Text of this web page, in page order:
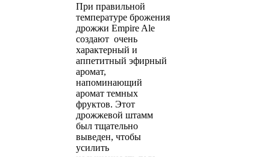
При правильной
температуре брожения
дрожжи Empire Ale
создают очень
характерный и
аппетитный эфирный
аромат,
напоминающий
аромат темных
фруктов. Этот
дрожжевой штамм
был тщательно
выведен, чтобы
усилить